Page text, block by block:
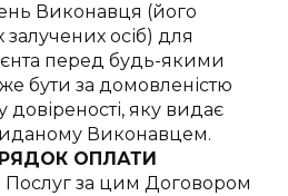
Виконавця (його
залучених осіб) для
перед будь-якими
бути за домовленістю
яку видає
Виконавцем.
ОПЛАТИ
Послуг за цим Договором